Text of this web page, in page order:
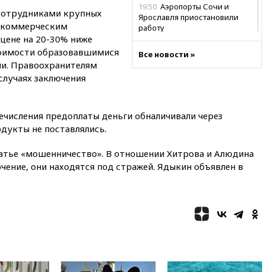
19:50 Аэропорты Сочи и
Ярославля приостановили
работу
доноров-республиканцев
поддержать Вэнса на выборах
года
работу
Euractiv: восток
аэропорту Геленджика
Все новости »
крупных
коммерческим
на 20-30% ниже
образовавшимися
Правоохранителям
заключения
предоплаты деньги обналичивали через
не поставлялись.
«мошенничество». В отношении Хитрова и Алюдина
они находятся под стражей. Ядыкин объявлен в